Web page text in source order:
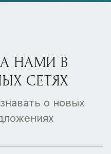
НАМИ В
СЕТЯХ
о новых